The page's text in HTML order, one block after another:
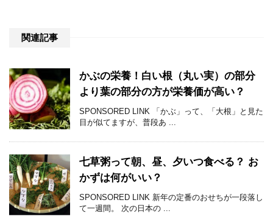
関連記事
かぶの栄養！白い根（丸い実）の部分
より葉の部分の方が栄養価が高い？
SPONSORED LINK 「かぶ」って、「大根」と見た
目が似てますが、普段あ ...
七草粥って朝、昼、夕いつ食べる？ お
かずは何がいい？
SPONSORED LINK 新年の定番のおせちが一段落し
て一週間。 次の日本の ...